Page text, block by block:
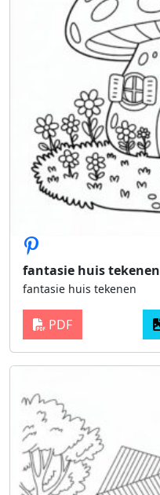
fantasie huis tekenen
fantasie huis tekenen
PDF